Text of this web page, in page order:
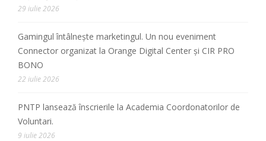
29 iulie 2026
Gamingul întâlnește marketingul. Un nou eveniment
Connector organizat la Orange Digital Center și CIR PRO
BONO
22 iulie 2026
PNTP lansează înscrierile la Academia Coordonatorilor de
Voluntari.
9 iulie 2026